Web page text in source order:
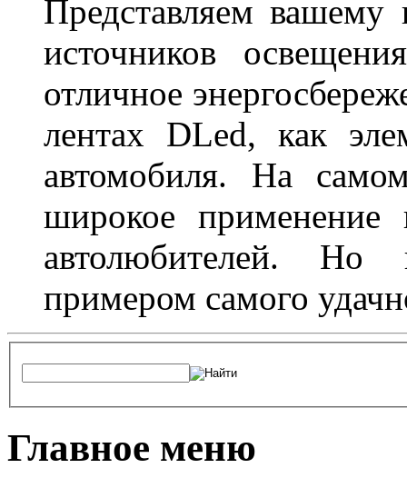
Представляем
источников
отличное
лентах DLed, как
автомобиля. На
широкое
автолюбителей. Но
примером самого
Главное меню